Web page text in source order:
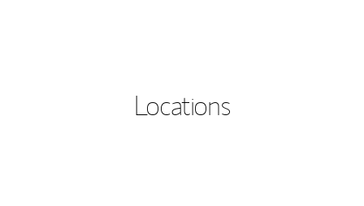
Locations